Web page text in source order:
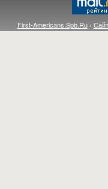
First-Americans.Spb.Ru›